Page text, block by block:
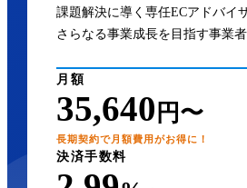
課題解決に導く専任ECアドバイ
さらなる事業成長を目指す事業
月額
35,640 円〜
長期契約で月額費用がお得に！
決済手数料